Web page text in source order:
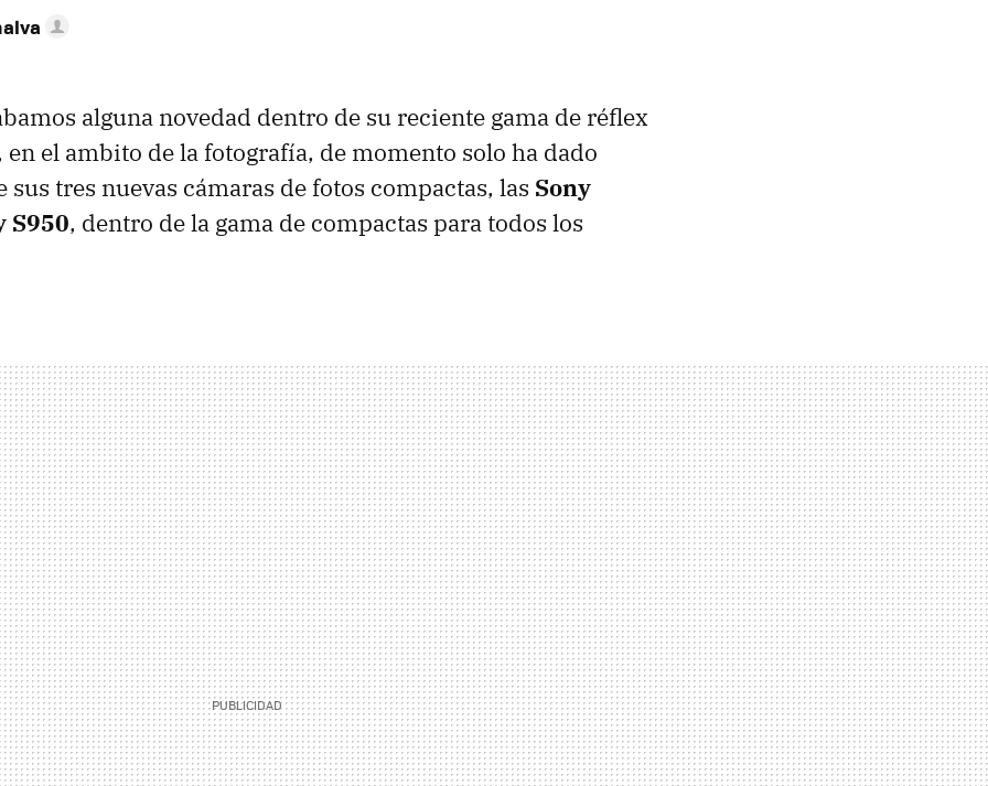
alguna novedad dentro de su reciente gama de réflex
en el ambito de la fotografía, de momento solo ha dado
tres nuevas cámaras de fotos compactas, las Sony
S950, dentro de la gama de compactas para todos los